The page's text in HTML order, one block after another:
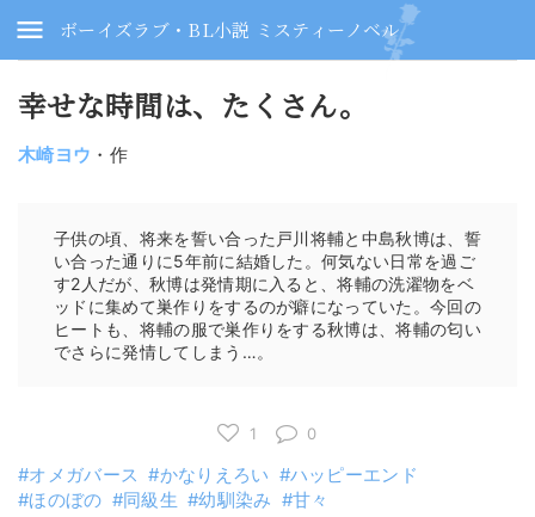
ボーイズラブ・BL小説 ミスティーノベル
幸せな時間は、たくさん。
木崎ヨウ ・作
子供の頃、将来を誓い合った戸川将輔と中島秋博は、誓
い合った通りに5年前に結婚した。何気ない日常を過ご
す2人だが、秋博は発情期に入ると、将輔の洗濯物をベ
ッドに集めて巣作りをするのが癖になっていた。今回の
ヒートも、将輔の服で巣作りをする秋博は、将輔の匂い
でさらに発情してしまう…。
1 0
オメガバース かなりえろい
ハッピーエンド
ほのぼの
同級生 幼馴染み 甘々